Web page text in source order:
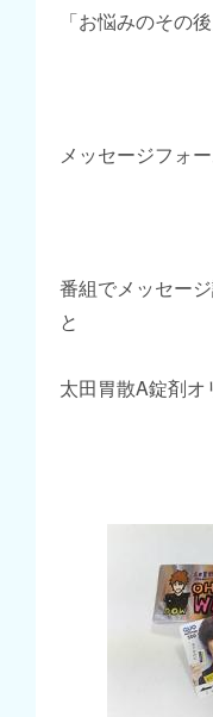
「お悩みのその
メッセージフォ
番組でメッセー
と
太田胃散A錠剤